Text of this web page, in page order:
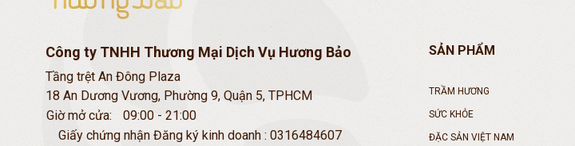
Công ty TNHH Thương Mại Dịch Vụ Hương Bảo
Tầng trệt An Đông Plaza
18 An Dương Vương, Phường 9, Quận 5, TPHCM
Giờ mở cửa:
09:00 - 21:00
Giấy chứng nhận Đăng ký kinh doanh : 0316484607
SẢN PHẨM
TRẦM HƯƠNG
SỨC KHỎE
ĐẶC SẢN VIỆT NAM